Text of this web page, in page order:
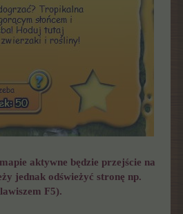
aktywne będzie przejście na
jednak odświeżyć stronę np.
F5).